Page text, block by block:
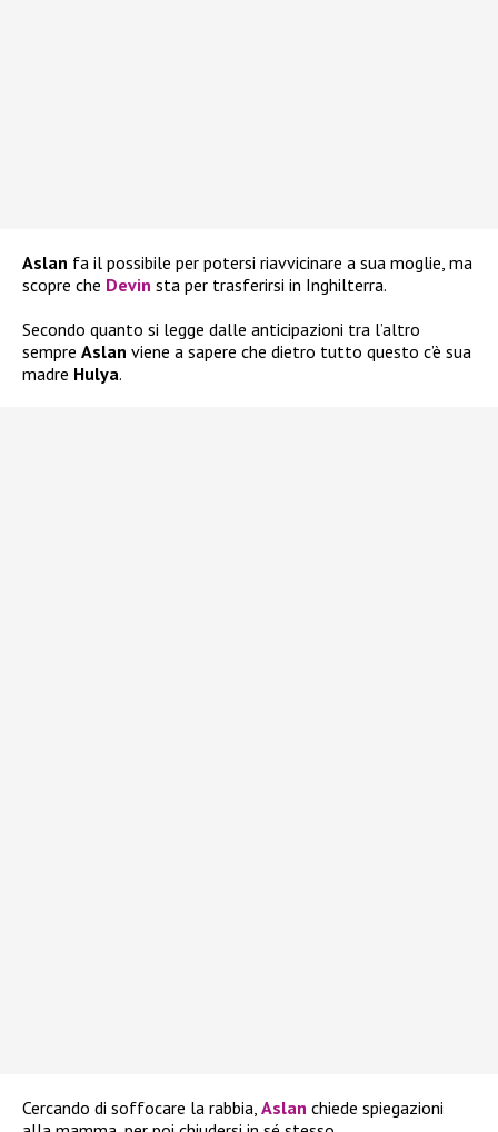
Aslan fa il possibile per potersi riavvicinare a sua moglie, ma
scopre che Devin sta per trasferirsi in Inghilterra.
Secondo quanto si legge dalle anticipazioni tra l’altro
sempre Aslan viene a sapere che dietro tutto questo c’è sua
madre Hulya.
Cercando di soffocare la rabbia, Aslan chiede spiegazioni